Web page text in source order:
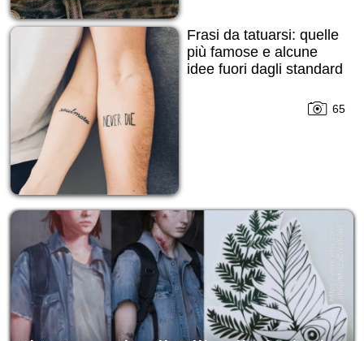
Frasi da tatuarsi: quelle
più famose e alcune
idee fuori dagli standard
65